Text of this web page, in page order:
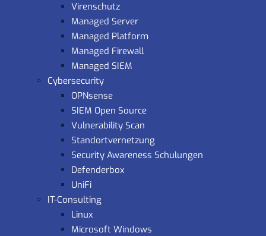
Virenschutz
Managed Server
Managed Platform
Managed Firewall
Managed SIEM
Cybersecurity
OPNsense
SIEM Open Source
Vulnerability Scan
Standortvernetzung
Security Awareness Schulungen
Defenderbox
UniFi
IT-Consulting
Linux
Microsoft Windows